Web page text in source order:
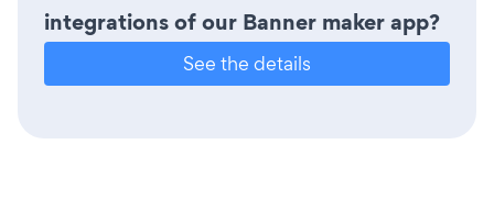
integrations of our Banner maker app?
See the details